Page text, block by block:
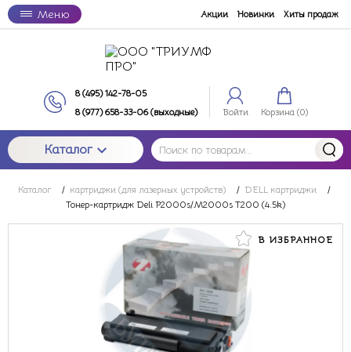
Меню Акции Новинки Хиты продаж
8 (495) 142-78-05
8 (977) 658-33-06 (выходные)
Войти Корзина (0)
Каталог
Каталог / картриджи (для лазерных устройств) / DELL картриджи
/
Тонер-картридж Deli P2000s/M2000s T200 (4.5k)
В ИЗБРАННОЕ